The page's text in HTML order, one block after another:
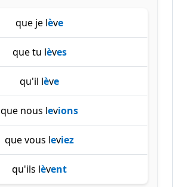
que je lève
que tu lèves
qu'il lève
que nous levions
que vous leviez
qu'ils lèvent